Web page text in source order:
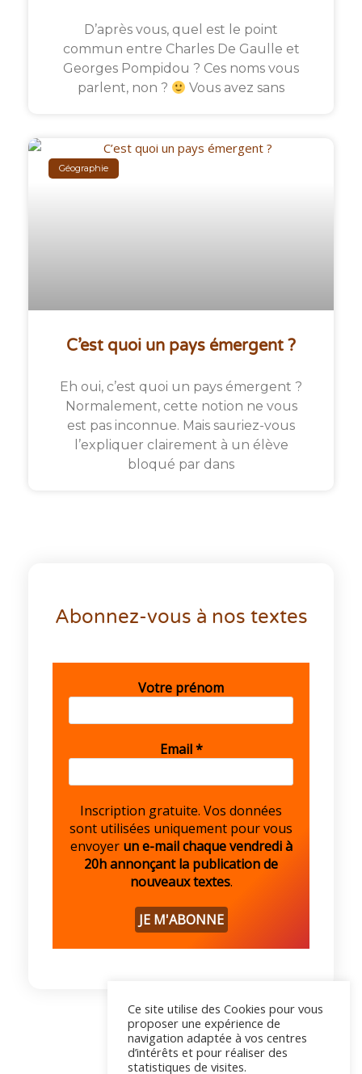
D’après vous, quel est le point
commun entre Charles De Gaulle et
Georges Pompidou ? Ces noms vous
parlent, non ?
Vous avez sans
Géographie
C’est quoi un pays émergent ?
Eh oui, c’est quoi un pays émergent ?
Normalement, cette notion ne vous
est pas inconnue. Mais sauriez-vous
l’expliquer clairement à un élève
bloqué par dans
Abonnez-vous à nos textes
Votre prénom
Email*
Inscription gratuite. Vos données
sont utilisées uniquement pour vous
envoyer un e-mail chaque vendredi à
20h annonçant la publication de
nouveaux textes.
Ce site utilise des Cookies pour vous
proposer une expérience de
navigation adaptée à vos centres
d’intérêts et pour réaliser des
statistiques de visites.